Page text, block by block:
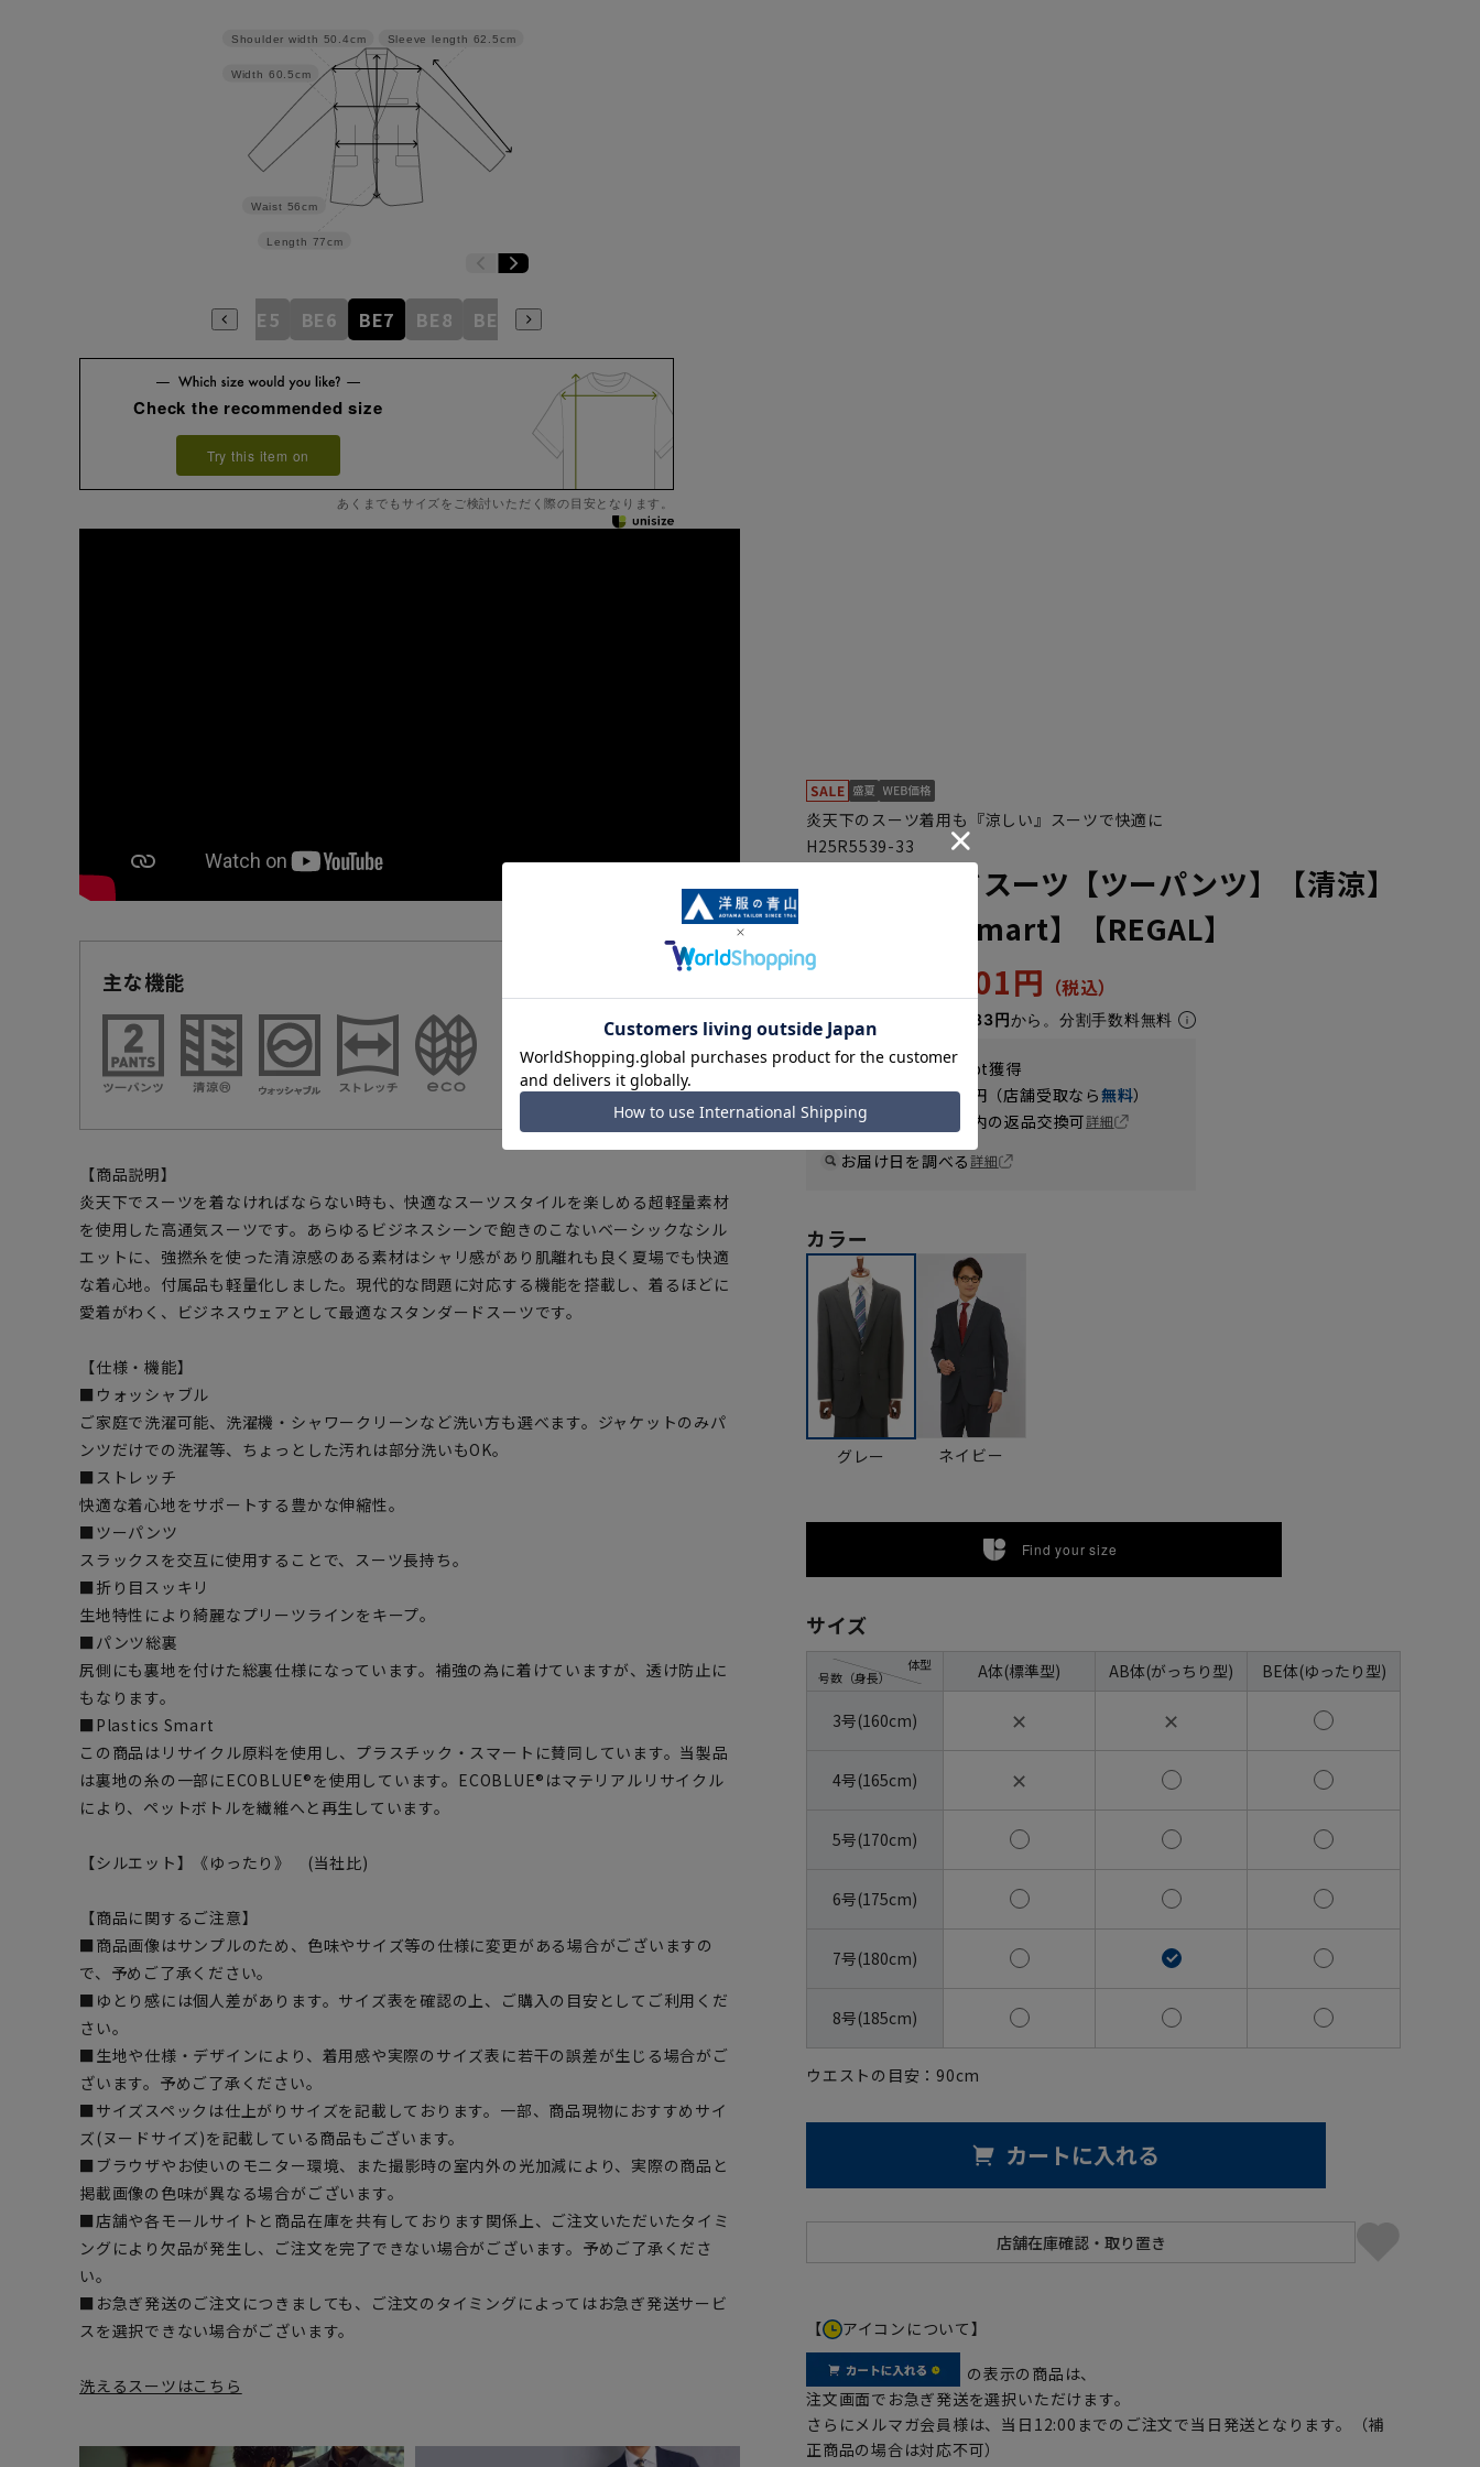
Sleeve length 62.5cm
Length 77cm
Waist 56cm
Width 60.5cm
Shoulder width 50.4cm
BE4 BE5 BE6 BE7 BE8 BE9 BE10
Check the recommended size
Try this item on
あくまでもサイズをご検討いただく際の目安となります。
主な機能
【商品説明】
炎天下でスーツを着なければならない時も、快適なスーツスタイルを楽しめる超軽量素材
を使用した高通気スーツです。あらゆるビジネスシーンで飽きのこないベーシックなシル
エットに、強撚糸を使った清涼感のある素材はシャリ感があり肌離れも良く夏場でも快適
な着心地。付属品も軽量化しました。現代的な問題に対応する機能を搭載し、着るほどに
愛着がわく、ビジネスウェアとして最適なスタンダードスーツです。
【仕様・機能】
■ウォッシャブル
ご家庭で洗濯可能、洗濯機・シャワークリーンなど洗い方も選べます。ジャケットのみパ
ンツだけでの洗濯等、ちょっとした汚れは部分洗いもOK。
■ストレッチ
快適な着心地をサポートする豊かな伸縮性。
■ツーパンツ
スラックスを交互に使用することで、スーツ長持ち。
■折り目スッキリ
生地特性により綺麗なプリーツラインをキープ。
■パンツ総裏
尻側にも裏地を付けた総裏仕様になっています。補強の為に着けていますが、透け防止に
もなります。
■Plastics Smart
この商品はリサイクル原料を使用し、プラスチック・スマートに賛同しています。当製品
は裏地の糸の一部にECOBLUE®を使用しています。ECOBLUE®はマテリアルリサイクル
により、ペットボトルを繊維へと再生しています。
【シルエット】《ゆったり》 (当社比)
【商品に関するご注意】
■商品画像はサンプルのため、色味やサイズ等の仕様に変更がある場合がございますの
で、予めご了承ください。
■ゆとり感には個人差があります。サイズ表を確認の上、ご購入の目安としてご利用くだ
さい。
■生地や仕様・デザインにより、着用感や実際のサイズ表に若干の誤差が生じる場合がご
ざいます。予めご了承ください。
■サイズスペックは仕上がりサイズを記載しております。一部、商品現物におすすめサイ
ズ(ヌードサイズ)を記載している商品もございます。
■ブラウザやお使いのモニター環境、また撮影時の室内外の光加減により、実際の商品と
掲載画像の色味が異なる場合がございます。
■店舗や各モールサイトと商品在庫を共有しております関係上、ご注文いただいたタイミ
ングにより欠品が発生し、ご注文を完了できない場合がございます。予めご了承くださ
い。
■お急ぎ発送のご注文につきましても、ご注文のタイミングによってはお急ぎ発送サービ
スを選択できない場合がございます。
洗えるスーツはこちら
炎天下のスーツ着用も『涼しい』スーツで快適に
H25R5539-33
スタンダードスーツ【ツーパンツ】【清涼】
【Plastics Smart】【REGAL】
59,301円
月々9,883円から。分割手数料無料
WEB会員なら296
pt獲得
送料 全国一律550 円（店舗受取なら無料）
お届けから
日以内の返品交換可詳細
お届け日を調べる詳細
カラー
グレー ネイビー
Find your size
サイズ
号数（身長）
体型 A体(標準型) AB体(がっちり型) BE体(ゆったり型)
3号(160cm) ✕ ✕
4号(165cm) ✕
5号(170cm)
6号(175cm)
7号(180cm)
8号(185cm)
ウエストの目安： 90cm
カートに入れる
【 アイコンについて】
の表示の商品は、
注文画面でお急ぎ発送を選択いただけます。
さらにメルマガ会員様は、当日12:00までのご注文で当日発送となります。（補
正商品の場合は対応不可）